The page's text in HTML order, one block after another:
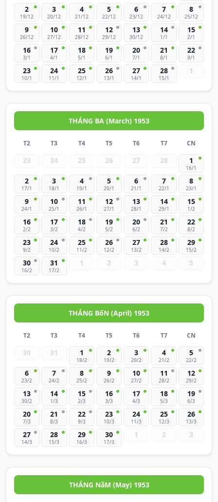
2
19/12
3
20/12
4
21/12
5
22/12
6
23/12
7
24/12
8
25/12
9
26/12
10
27/12
11
28/12
12
29/12
13
30/12
14
1/1
15
2/1
16
3/1
17
4/1
18
5/1
19
6/1
20
7/1
21
8/1
22
9/1
23
10/1
24
11/1
25
12/1
26
13/1
27
14/1
28
15/1
1
THÁNG BA (March) 1953
T2 T3 T4 T5 T6 T7 CN
23 24 25 26 27 28 1
16/1
2
17/1
3
18/1
4
19/1
5
20/1
6
21/1
7
22/1
8
23/1
9
24/1
10
25/1
11
26/1
12
27/1
13
28/1
14
29/1
15
1/2
16
2/2
17
3/2
18
4/2
19
5/2
20
6/2
21
7/2
22
8/2
23
9/2
24
10/2
25
11/2
26
12/2
27
13/2
28
14/2
29
15/2
30
16/2
31
17/2
1 2 3 4 5
THÁNG BốN (April) 1953
T2 T3 T4 T5 T6 T7 CN
30 31 1
18/2
2
19/2
3
20/2
4
21/2
5
22/2
6
23/2
7
24/2
8
25/2
9
26/2
10
27/2
11
28/2
12
29/2
13
30/2
14
1/3
15
2/3
16
3/3
17
4/3
18
5/3
19
6/3
20
7/3
21
8/3
22
9/3
23
10/3
24
11/3
25
12/3
26
13/3
27
14/3
28
15/3
29
16/3
30
17/3
1 2 3
THÁNG NăM (May) 1953